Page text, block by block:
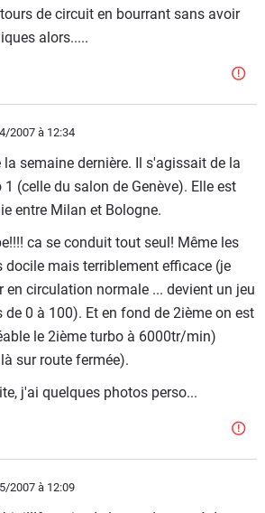
de circuit en bourrant sans avoir
alors.....
2007 à 12:34
semaine dernière. Il s'agissait de la
(celle du salon de Genève). Elle est
entre Milan et Bologne.
ca se conduit tout seul! Même les
docile mais terriblement efficace (je
en circulation normale ... devient un jeu
0 à 100). Et en fond de 2ième on est
le 2ième turbo à 6000tr/min)
sur route fermée).
j'ai quelques photos perso...
2007 à 12:09